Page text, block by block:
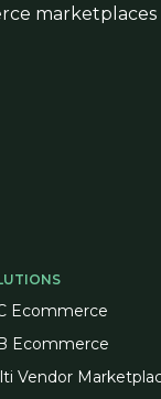
Ecommerce
Ecommerce
Vendor